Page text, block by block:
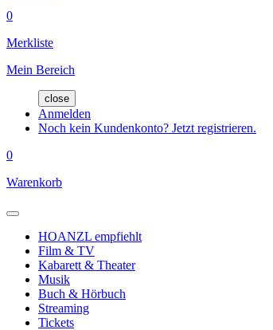
0
Merkliste
Mein Bereich
close
Anmelden
Noch kein Kundenkonto? Jetzt registrieren.
0
Warenkorb
HOANZL empfiehlt
Film & TV
Kabarett & Theater
Musik
Buch & Hörbuch
Streaming
Tickets